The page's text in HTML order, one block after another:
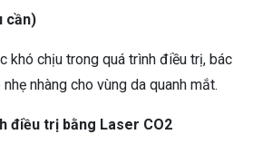
cần)
khó chịu trong quá trình điều trị, bác
nhàng cho vùng da quanh mắt.
điều trị bằng Laser CO2